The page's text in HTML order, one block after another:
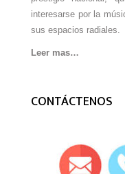
interesarse por la
sus espacios radiales.
Leer mas…
CONTÁCTENOS